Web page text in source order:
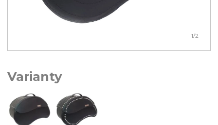
1/2
Varianty